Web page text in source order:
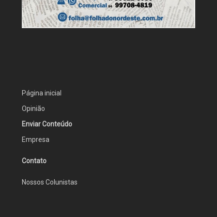
Página inicial
Opinião
Enviar Conteúdo
Empresa
Contato
Nossos Colunistas